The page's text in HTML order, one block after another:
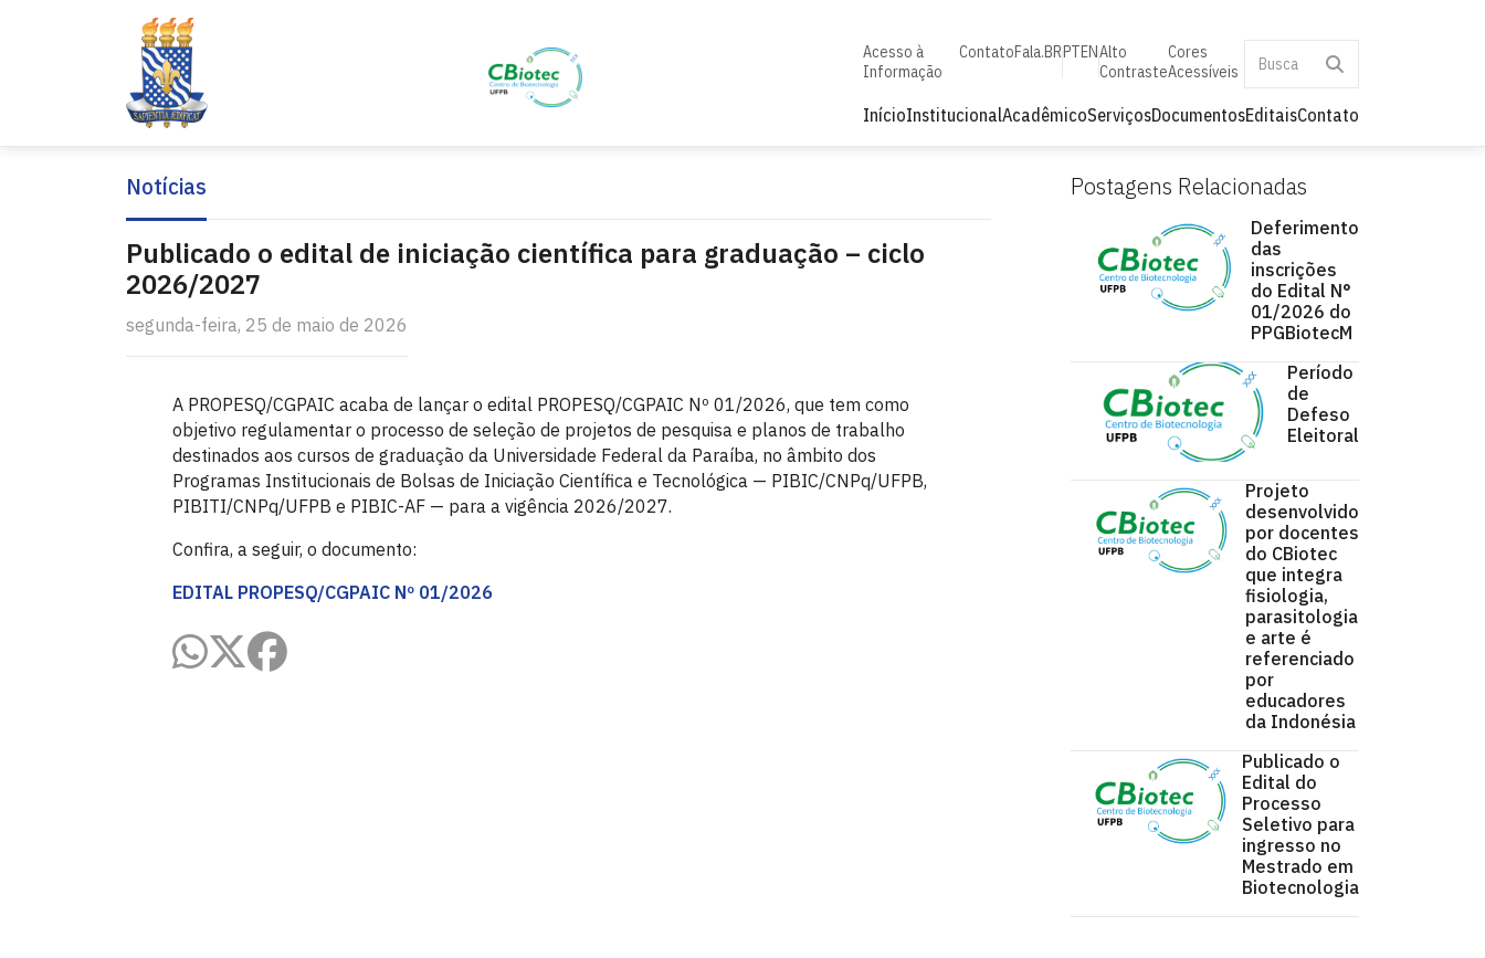
Acesso à
Informação
ContatoFala.BRPTENAlto
Contraste
Cores
Acessíveis
InícioInstitucionalAcadêmicoServiçosDocumentosEditaisContato
Postagens Relacionadas
Deferimento
das
inscrições
do Edital N°
01/2026 do
PPGBiotecM
Período
de
Defeso
Eleitoral
Projeto
desenvolvido
por docentes
do CBiotec
que integra
fisiologia,
parasitologia
e arte é
referenciado
por
educadores
da Indonésia
Publicado o
Edital do
Processo
Seletivo para
ingresso no
Mestrado em
Biotecnologia
Notícias
Publicado o edital de iniciação científica para graduação – ciclo
2026/2027
segunda-feira, 25 de maio de 2026
A PROPESQ/CGPAIC acaba de lançar o edital PROPESQ/CGPAIC Nº 01/2026, que tem como
objetivo regulamentar o processo de seleção de projetos de pesquisa e planos de trabalho
destinados aos cursos de graduação da Universidade Federal da Paraíba, no âmbito dos
Programas Institucionais de Bolsas de Iniciação Científica e Tecnológica — PIBIC/CNPq/UFPB,
PIBITI/CNPq/UFPB e PIBIC-AF — para a vigência 2026/2027.
Confira, a seguir, o documento:
EDITAL PROPESQ/CGPAIC Nº 01/2026